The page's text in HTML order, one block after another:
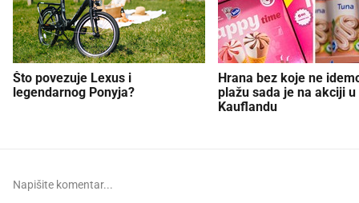
Što povezuje Lexus i
legendarnog Ponyja?
Hrana bez koje ne
plažu sada je na akciji u
Kauflandu